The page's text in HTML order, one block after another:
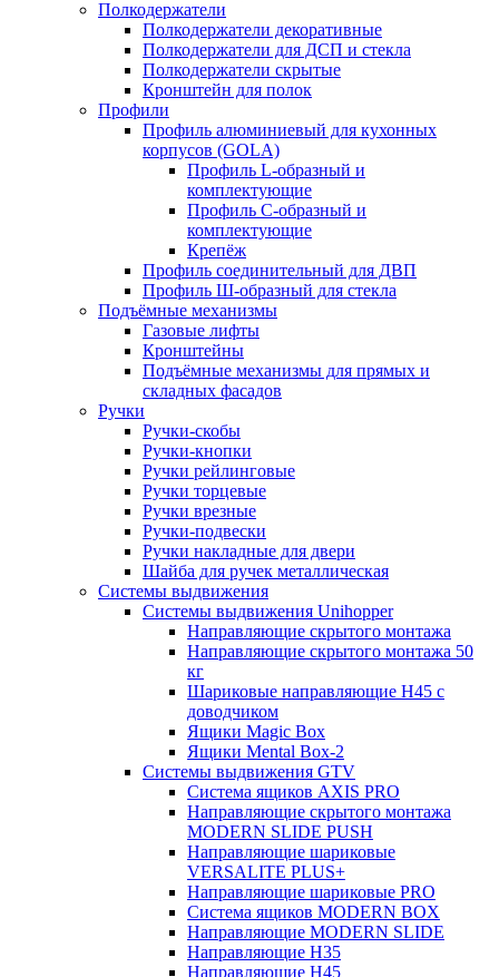
Полкодержатели
Полкодержатели декоративные
Полкодержатели для ДСП и стекла
Полкодержатели скрытые
Кронштейн для полок
Профили
Профиль алюминиевый для кухонных
корпусов (GOLA)
Профиль L-образный и
комплектующие
Профиль C-образный и
комплектующие
Крепёж
Профиль соединительный для ДВП
Профиль Ш-образный для стекла
Подъёмные механизмы
Газовые лифты
Кронштейны
Подъёмные механизмы для прямых и
складных фасадов
Ручки
Ручки-скобы
Ручки-кнопки
Ручки рейлинговые
Ручки торцевые
Ручки врезные
Ручки-подвески
Ручки накладные для двери
Шайба для ручек металлическая
Системы выдвижения
Системы выдвижения Unihopper
Направляющие скрытого монтажа
Направляющие скрытого монтажа 50
кг
Шариковые направляющие H45 с
доводчиком
Ящики Magic Box
Ящики Mental Box-2
Системы выдвижения GTV
Система ящиков AXIS PRO
Направляющие скрытого монтажа
MODERN SLIDE PUSH
Направляющие шариковые
VERSALITE PLUS+
Направляющие шариковые PRO
Система ящиков MODERN BOX
Направляющие MODERN SLIDE
Направляющие H35
Направляющие H45